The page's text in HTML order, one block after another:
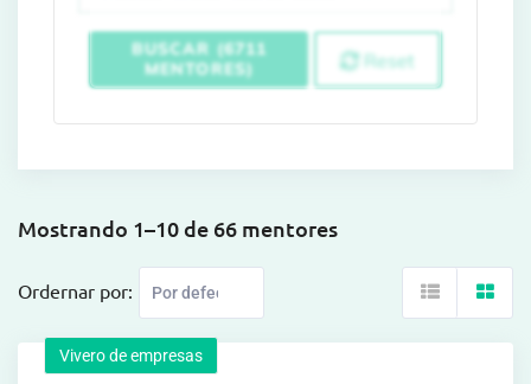
BUSCAR (6711
MENTORES)
Reset
Mostrando 1–10 de 66 mentores
Ordernar por:
Vivero de empresas